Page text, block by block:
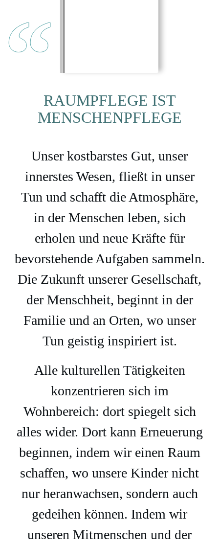
“RAUMPFLEGE IST
MENSCHENPFLEGE
Unser kostbarstes Gut, unser
innerstes Wesen, fließt in unser
Tun und schafft die Atmosphäre,
in der Menschen leben, sich
erholen und neue Kräfte für
bevorstehende Aufgaben sammeln.
Die Zukunft unserer Gesellschaft,
der Menschheit, beginnt in der
Familie und an Orten, wo unser
Tun geistig inspiriert ist.
Alle kulturellen Tätigkeiten
konzentrieren sich im
Wohnbereich: dort spiegelt sich
alles wider. Dort kann Erneuerung
beginnen, indem wir einen Raum
schaffen, wo unsere Kinder nicht
nur heranwachsen, sondern auch
gedeihen können. Indem wir
unseren Mitmenschen und der